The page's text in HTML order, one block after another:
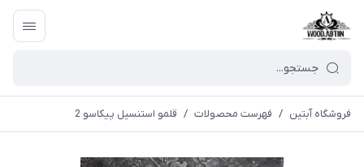
فروشگاه آبتین / فهرست محصولات / قلمو استنسیل پیکاسو 2